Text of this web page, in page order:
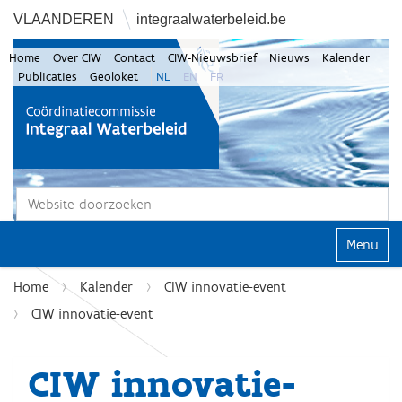
VLAANDEREN integraalwaterbeleid.be
Zoek
Home Over CIW Contact CIW-Nieuwsbrief Nieuws
Kalender
Publicaties
Geoloket NL EN FR
Klap
Home Kalender
CIW innovatie-event
CIW innovatie-event
CIW innovatie-